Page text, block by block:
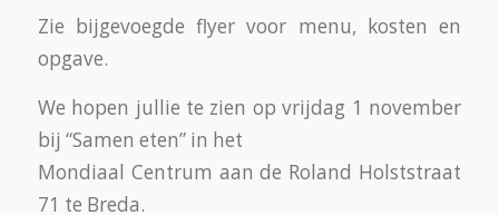
Zie bijgevoegde flyer voor menu, kosten en
opgave.
We hopen jullie te zien op vrijdag 1 november
bij “Samen eten” in het
Mondiaal Centrum aan de Roland Holststraat
71 te Breda.